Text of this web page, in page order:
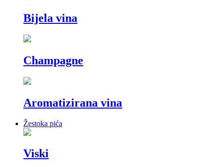
Bijela vina
Champagne
Aromatizirana vina
Žestoka pića
Viski